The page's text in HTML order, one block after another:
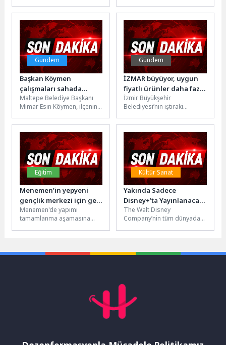
Institute of Technology’de
(MIT) eğitim alacak. Ünlü...
Kalpler Eğitim ve Gelişim
Merkezi, örgün eğitim...
Gündem
Başkan Köymen
çalışmaları sahada
yönlendirdi
Maltepe Belediye Başkanı
Mimar Esin Köymen, ilçenin
eden yatırım ve hizmet...
Gündem
İZMAR büyüyor, uygun
fiyatlı ürünler daha fazla
haneye ulaşıyor
İzmir Büyükşehir
Belediyesi’nin iştiraki
işletilen ve halkı uygun fiyatlı,
güvenilir alışverişle
buluşturan...
Eğitim
Menemen’in yepyeni
gençlik merkezi için geri
sayım başladı
Menemen'de yapımı
tamamlanma aşamasına
sürüyor. İzmir İl...
Kültür Sanat
Yakında Sadece
Disney+’ta Yayınlanacak
‘Recep İvedik 8’
Filminden İlk Kare
Paylaşıldı
The Walt Disney
Company’nin tüm dünyada
beklenen orijinal...